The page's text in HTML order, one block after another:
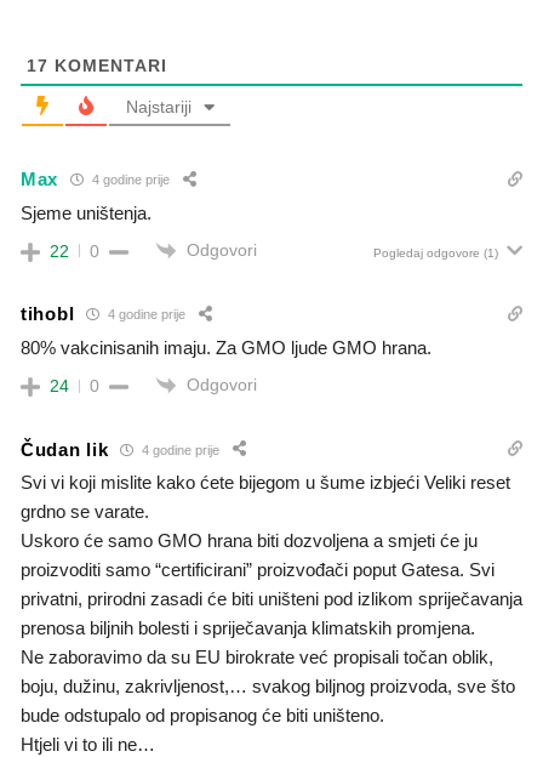
17 KOMENTARI
Najstariji
Max 4 godine prije
Sjeme uništenja.
22 0 Odgovori Pogledaj odgovore (1)
tihobl 4 godine prije
80% vakcinisanih imaju. Za GMO ljude GMO hrana.
24 0 Odgovori
Čudan lik 4 godine prije
Svi vi koji mislite kako ćete bijegom u šume izbjeći Veliki reset
grdno se varate.
Uskoro će samo GMO hrana biti dozvoljena a smjeti će ju
proizvoditi samo “certificirani” proizvođači poput Gatesa. Svi
privatni, prirodni zasadi će biti uništeni pod izlikom spriječavanja
prenosa biljnih bolesti i spriječavanja klimatskih promjena.
Ne zaboravimo da su EU birokrate već propisali točan oblik,
boju, dužinu, zakrivljenost,… svakog biljnog proizvoda, sve što
bude odstupalo od propisanog će biti uništeno.
Htjeli vi to ili ne…